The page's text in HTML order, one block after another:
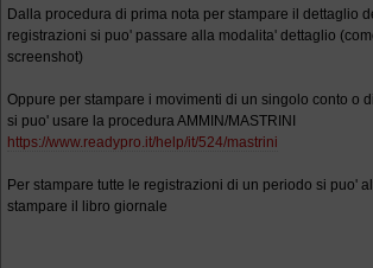
Dalla procedura di prima nota per stampare il dettaglio
registrazioni si puo' passare alla modalita' dettaglio
screenshot)
Oppure per stampare i movimenti di un singolo conto o
si puo' usare la procedura AMMIN/MASTRINI
https://www.readypro.it/help/it/524/mastrini
Per stampare tutte le registrazioni di un periodo si puo'
stampare il libro giornale